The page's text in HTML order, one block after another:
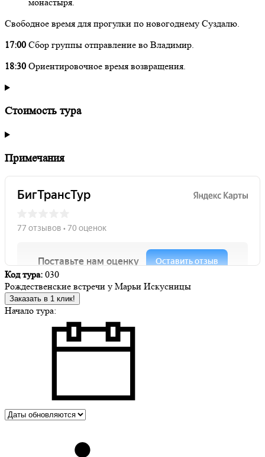
монастыря.
Свободное время для прогулки по новогоднему Суздалю.
17:00 Сбор группы отправление во Владимир.
18:30 Ориентировочное время возвращения.
Стоимость тура
Примечания
Код тура: 030
Рождественские встречи у Марьи Искусницы
Заказать в 1 клик!
Начало тура: